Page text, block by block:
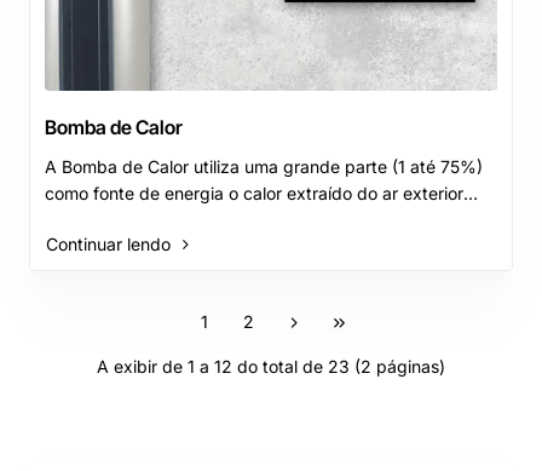
Bomba de Calor
A Bomba de Calor utiliza uma grande parte (1 até 75%)
como fonte de energia o calor extraído do ar exterior
Continuar lendo
1 2
A exibir de 1 a 12 do total de 23 (2 páginas)